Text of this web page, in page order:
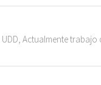
Actualmente